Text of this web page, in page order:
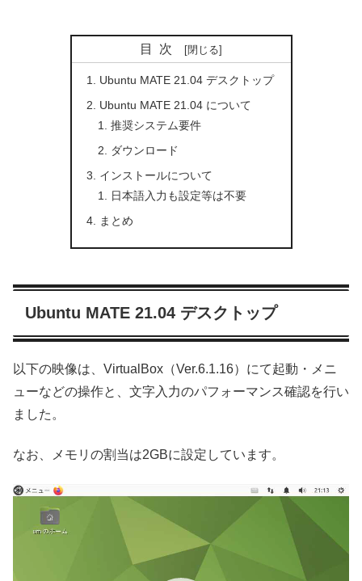
目次
Ubuntu MATE 21.04 デスクトップ
Ubuntu MATE 21.04 について
推奨システム要件
ダウンロード
インストールについて
日本語入力も設定等は不要
まとめ
Ubuntu MATE 21.04 デスクトップ
以下の映像は、VirtualBox（Ver.6.1.16）にて起動・メニ
ューなどの操作と、文字入力のパフォーマンス確認を行い
ました。
なお、メモリの割当は2GBに設定しています。
動